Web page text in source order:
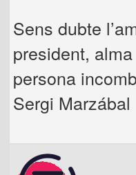
Sens dubte
president,
persona
Sergi Marzábal